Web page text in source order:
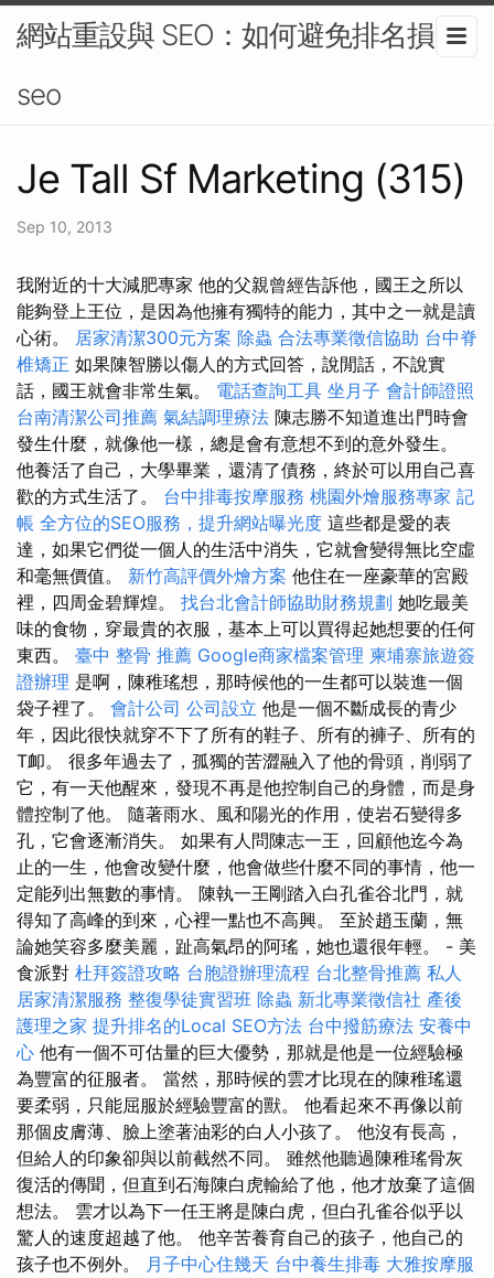
網站重設與 SEO：如何避免排名損失-
seo
Je Tall Sf Marketing (315)
Sep 10, 2013
我附近的十大減肥專家 他的父親曾經告訴他，國王之所以
能夠登上王位，是因為他擁有獨特的能力，其中之一就是讀
心術。 居家清潔300元方案 除蟲 合法專業徵信協助 台中脊
椎矯正 如果陳智勝以傷人的方式回答，說閒話，不說實
話，國王就會非常生氣。 電話查詢工具 坐月子 會計師證照
台南清潔公司推薦 氣結調理療法 陳志勝不知道進出門時會
發生什麼，就像他一樣，總是會有意想不到的意外發生。
他養活了自己，大學畢業，還清了債務，終於可以用自己喜
歡的方式生活了。 台中排毒按摩服務 桃園外燴服務專家 記
帳 全方位的SEO服務，提升網站曝光度 這些都是愛的表
達，如果它們從一個人的生活中消失，它就會變得無比空虛
和毫無價值。 新竹高評價外燴方案 他住在一座豪華的宮殿
裡，四周金碧輝煌。 找台北會計師協助財務規劃 她吃最美
味的食物，穿最貴的衣服，基本上可以買得起她想要的任何
東西。 臺中 整骨 推薦 Google商家檔案管理 柬埔寨旅遊簽
證辦理 是啊，陳稚瑤想，那時候他的一生都可以裝進一個
袋子裡了。 會計公司 公司設立 他是一個不斷成長的青少
年，因此很快就穿不下了所有的鞋子、所有的褲子、所有的
T卹。 很多年過去了，孤獨的苦澀融入了他的骨頭，削弱了
它，有一天他醒來，發現不再是他控制自己的身體，而是身
體控制了他。 隨著雨水、風和陽光的作用，使岩石變得多
孔，它會逐漸消失。 如果有人問陳志一王，回顧他迄今為
止的一生，他會改變什麼，他會做些什麼不同的事情，他一
定能列出無數的事情。 陳執一王剛踏入白孔雀谷北門，就
得知了高峰的到來，心裡一點也不高興。 至於趙玉蘭，無
論她笑容多麼美麗，趾高氣昂的阿瑤，她也還很年輕。 - 美
食派對 杜拜簽證攻略 台胞證辦理流程 台北整骨推薦 私人
居家清潔服務 整復學徒實習班 除蟲 新北專業徵信社 產後
護理之家 提升排名的Local SEO方法 台中撥筋療法 安養中
心 他有一個不可估量的巨大優勢，那就是他是一位經驗極
為豐富的征服者。 當然，那時候的雲才比現在的陳稚瑤還
要柔弱，只能屈服於經驗豐富的獸。 他看起來不再像以前
那個皮膚薄、臉上塗著油彩的白人小孩了。 他沒有長高，
但給人的印象卻與以前截然不同。 雖然他聽過陳稚瑤骨灰
復活的傳聞，但直到石海陳白虎輸給了他，他才放棄了這個
想法。 雲才以為下一任王將是陳白虎，但白孔雀谷似乎以
驚人的速度超越了他。 他辛苦養育自己的孩子，他自己的
孩子也不例外。 月子中心住幾天 台中養生排毒 大雅按摩服